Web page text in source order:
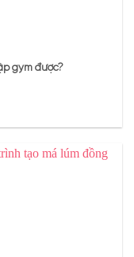
gym được?